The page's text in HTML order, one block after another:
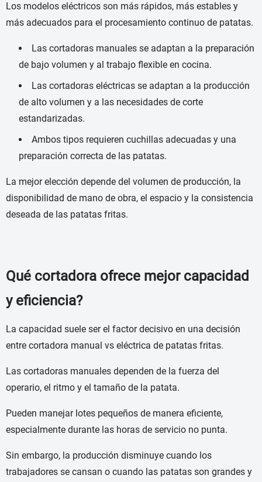
Los modelos eléctricos son más rápidos, más estables y
más adecuados para el procesamiento continuo de patatas.
Las cortadoras manuales se adaptan a la preparación
de bajo volumen y al trabajo flexible en cocina.
Las cortadoras eléctricas se adaptan a la producción
de alto volumen y a las necesidades de corte
estandarizadas.
Ambos tipos requieren cuchillas adecuadas y una
preparación correcta de las patatas.
La mejor elección depende del volumen de producción, la
disponibilidad de mano de obra, el espacio y la consistencia
deseada de las patatas fritas.
Qué cortadora ofrece mejor capacidad
y eficiencia?
La capacidad suele ser el factor decisivo en una decisión
entre cortadora manual vs eléctrica de patatas fritas.
Las cortadoras manuales dependen de la fuerza del
operario, el ritmo y el tamaño de la patata.
Pueden manejar lotes pequeños de manera eficiente,
especialmente durante las horas de servicio no punta.
Sin embargo, la producción disminuye cuando los
trabajadores se cansan o cuando las patatas son grandes y